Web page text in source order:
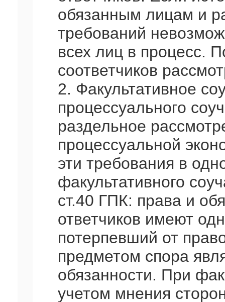
обязанным лицам и
требований
всех лиц в процесс.
соответчиков
2. Факультативное
процессуального
раздельное
процессуальной
эти требования в
факультативного
ст.40 ГПК: права и
ответчиков имеют
потерпевший от
предметом спора
обязанности. При
учетом мнения